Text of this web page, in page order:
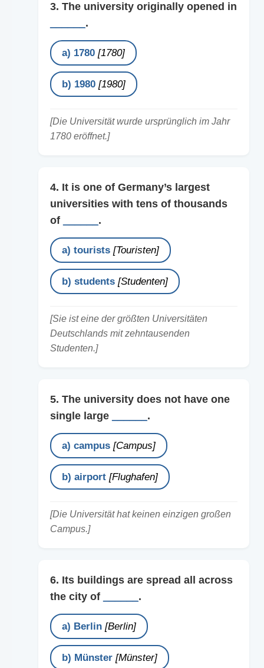
3. The university originally opened in
.
a) 1780 [1780]
b) 1980 [1980]
[Die Universität wurde ursprünglich im Jahr
1780 eröffnet.]
4. It is one of Germany’s largest
universities with tens of thousands
of
.
a) tourists [Touristen]
b) students [Studenten]
[Sie ist eine der größten Universitäten
Deutschlands mit zehntausenden
Studenten.]
5. The university does not have one
single large
.
a) campus [Campus]
b) airport [Flughafen]
[Die Universität hat keinen einzigen großen
Campus.]
6. Its buildings are spread all across
the city of
.
a) Berlin [Berlin]
b) Münster [Münster]